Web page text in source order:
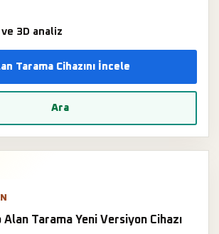
3D analiz
Tarama Cihazını İncele
Ara
Alan Tarama Yeni Versiyon Cihazı